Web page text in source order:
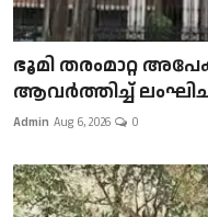
ഭൂമി തരംമാറ്റ
ആവർത്തിച്ച്
Admin Aug 6, 2026 0